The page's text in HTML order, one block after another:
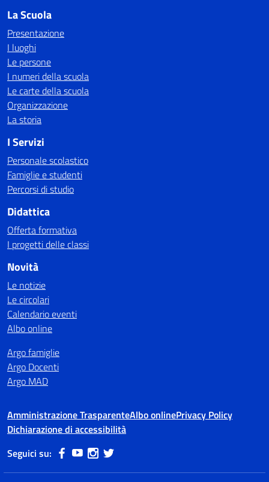
La Scuola
Presentazione
I luoghi
Le persone
I numeri della scuola
Le carte della scuola
Organizzazione
La storia
I Servizi
Personale scolastico
Famiglie e studenti
Percorsi di studio
Didattica
Offerta formativa
I progetti delle classi
Novità
Le notizie
Le circolari
Calendario eventi
Albo online
Argo famiglie
Argo Docenti
Argo MAD
Amministrazione TrasparenteAlbo onlinePrivacy Policy
Dichiarazione di accessibilità
Seguici su: